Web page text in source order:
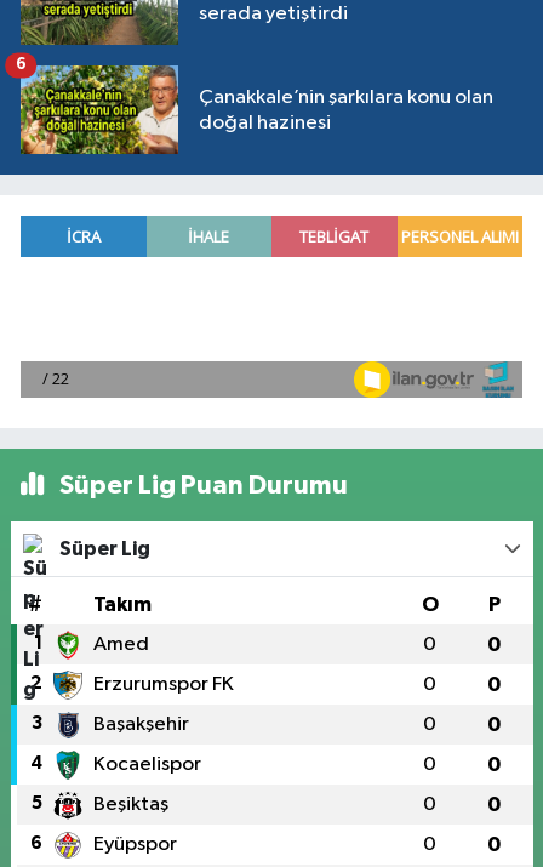
serada yetiştirdi
Çanakkale’nin şarkılara konu olan
doğal hazinesi
6
Süper Lig Puan Durumu
Süper Lig
# Takım O P
1 Amed 0 0
2 Erzurumspor FK 0 0
3 Başakşehir 0 0
4 Kocaelispor 0 0
5 Beşiktaş 0 0
6 Eyüpspor 0 0